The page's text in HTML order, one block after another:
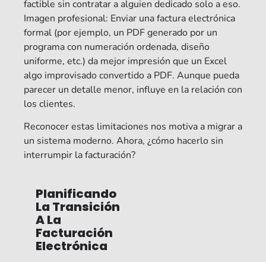
factible sin contratar a alguien dedicado solo a eso.
Imagen profesional: Enviar una factura electrónica
formal (por ejemplo, un PDF generado por un
programa con numeración ordenada, diseño
uniforme, etc.) da mejor impresión que un Excel
algo improvisado convertido a PDF. Aunque pueda
parecer un detalle menor, influye en la relación con
los clientes.
Reconocer estas limitaciones nos motiva a migrar a
un sistema moderno. Ahora, ¿cómo hacerlo sin
interrumpir la facturación?
Planificando
La Transición
A La
Facturación
Electrónica